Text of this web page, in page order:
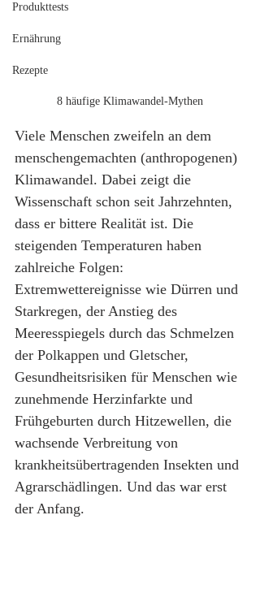
Produkttests
Ernährung
Rezepte
8 häufige Klimawandel-Mythen
Viele Menschen zweifeln an dem
menschengemachten (anthropogenen)
Klimawandel. Dabei zeigt die
Wissenschaft schon seit Jahrzehnten,
dass er bittere Realität ist. Die
steigenden Temperaturen haben
zahlreiche Folgen:
Extremwettereignisse wie Dürren und
Starkregen, der Anstieg des
Meeresspiegels durch das Schmelzen
der Polkappen und Gletscher,
Gesundheitsrisiken für Menschen wie
zunehmende Herzinfarkte und
Frühgeburten durch Hitzewellen, die
wachsende Verbreitung von
krankheitsübertragenden Insekten und
Agrarschädlingen. Und das war erst
der Anfang.